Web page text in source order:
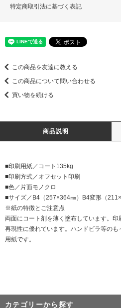
特定商取引法に基づく表記
この商品を友達に教える
この商品について問い合わせる
買い物を続ける
商品説明
■印刷用紙／コート135kg
■印刷方式／オフセット印刷
■色／片面モノクロ
■サイズ／B4（257×364㎜）B4変形（
※紙の特徴とご注意点
両面にコート剤を薄く塗布しています。
再現性に優れています。ハンドビラ等の
用紙です。
カテゴリーから探す